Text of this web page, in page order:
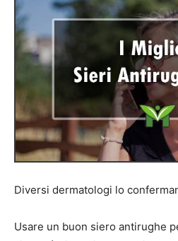
Diversi dermatologi lo
Usare un buon siero antirughe